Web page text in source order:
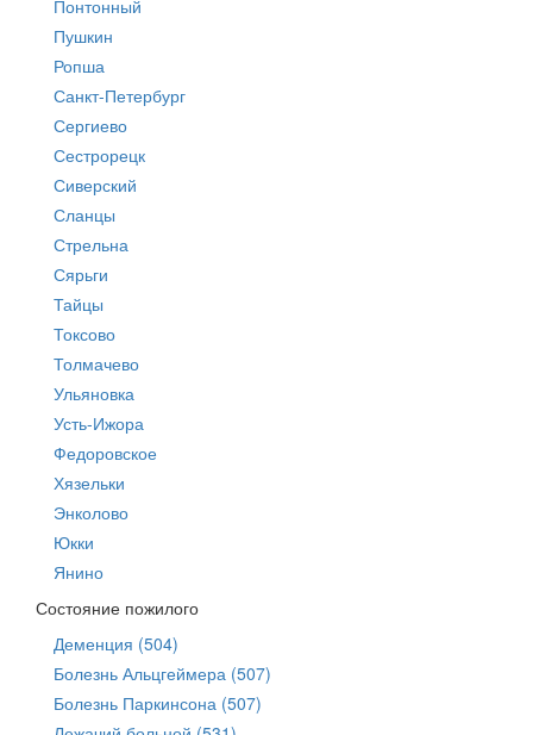
Понтонный
Пушкин
Ропша
Санкт-Петербург
Сергиево
Сестрорецк
Сиверский
Сланцы
Стрельна
Сярьги
Тайцы
Токсово
Толмачево
Ульяновка
Усть-Ижора
Федоровское
Хязельки
Энколово
Юкки
Янино
Состояние пожилого
Деменция (504)
Болезнь Альцгеймера (507)
Болезнь Паркинсона (507)